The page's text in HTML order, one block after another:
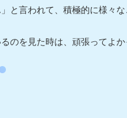
と言われて、積極的に様々
のを見た時は、頑張ってよ